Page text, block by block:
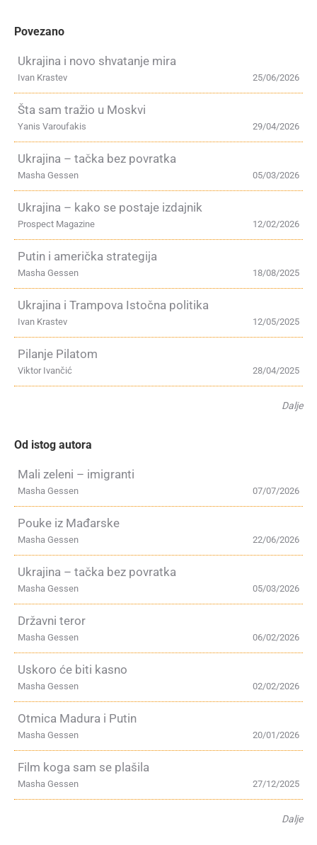
Povezano
Ukrajina i novo shvatanje mira
25/06/2026
Ivan Krastev
Šta sam tražio u Moskvi
29/04/2026
Yanis Varoufakis
Ukrajina – tačka bez povratka
05/03/2026
Masha Gessen
Ukrajina – kako se postaje izdajnik
12/02/2026
Prospect Magazine
Putin i američka strategija
18/08/2025
Masha Gessen
Ukrajina i Trampova Istočna politika
12/05/2025
Ivan Krastev
Pilanje Pilatom
28/04/2025
Viktor Ivančić
Dalje
Od istog autora
Mali zeleni – imigranti
07/07/2026
Masha Gessen
Pouke iz Mađarske
22/06/2026
Masha Gessen
Ukrajina – tačka bez povratka
05/03/2026
Masha Gessen
Državni teror
06/02/2026
Masha Gessen
Uskoro će biti kasno
02/02/2026
Masha Gessen
Otmica Madura i Putin
20/01/2026
Masha Gessen
Film koga sam se plašila
27/12/2025
Masha Gessen
Dalje